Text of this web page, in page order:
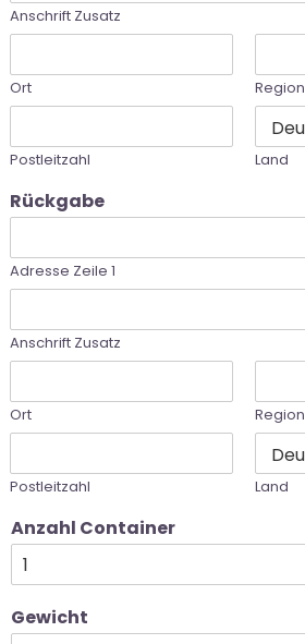
Anschrift Zusatz
Ort Region
Postleitzahl Land
Rückgabe
Adresse Zeile 1
Anschrift Zusatz
Ort Region
Postleitzahl Land
Anzahl Container
Gewicht